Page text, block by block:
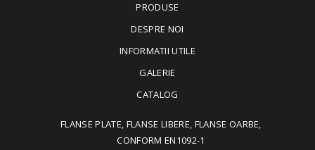
PRODUSE
DESPRE NOI
INFORMATII UTILE
GALERIE
CATALOG
FLANSE PLATE, FLANSE LIBERE, FLANSE OARBE,
CONFORM EN1092-1